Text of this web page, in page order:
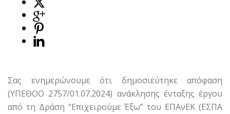
Σας ενημερώνουμε ότι δημοσιεύτηκε απόφαση
(ΥΠΕΘΟΟ 2757/01.07.2024) ανάκλησης ένταξης έργου
από τη Δράση “Επιχειρούμε Έξω” του ΕΠΑνΕΚ (ΕΣΠΑ